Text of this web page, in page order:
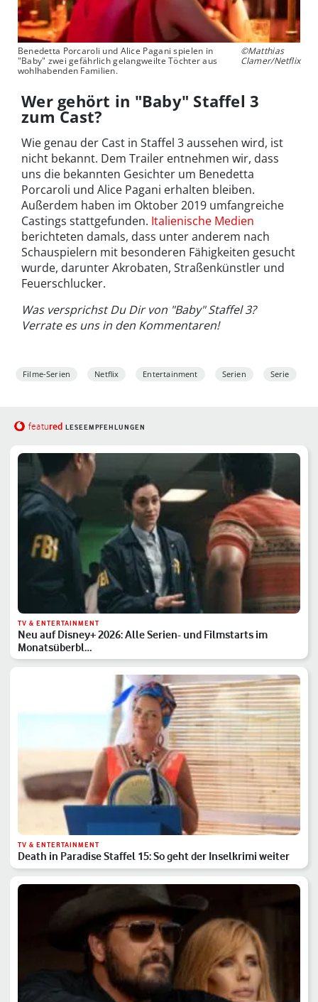
Benedetta Porcaroli und Alice Pagani spielen in
"Baby" zwei gefährlich gelangweilte Töchter aus
wohlhabenden Familien.
©Matthias
Clamer/Netflix
Wer gehört in "Baby" Staffel 3
zum Cast?
Wie genau der Cast in Staffel 3 aussehen wird, ist
nicht bekannt. Dem Trailer entnehmen wir, dass
uns die bekannten Gesichter um Benedetta
Porcaroli und Alice Pagani erhalten bleiben.
Außerdem haben im Oktober 2019 umfangreiche
Castings stattgefunden. Italienische Medien
berichteten damals, dass unter anderem nach
Schauspielern mit besonderen Fähigkeiten gesucht
wurde, darunter Akrobaten, Straßenkünstler und
Feuerschlucker.
Was versprichst Du Dir von "Baby" Staffel 3?
Verrate es uns in den Kommentaren!
Filme-Serien Netflix Entertainment Serien Serie
featured LESEEMPFEHLUNGEN
TV & ENTERTAINMENT
Neu auf Disney+ 2026: Alle Serien- und Filmstarts im
Monatsüberbl…
TV & ENTERTAINMENT
Death in Paradise Staffel 15: So geht der Inselkrimi weiter